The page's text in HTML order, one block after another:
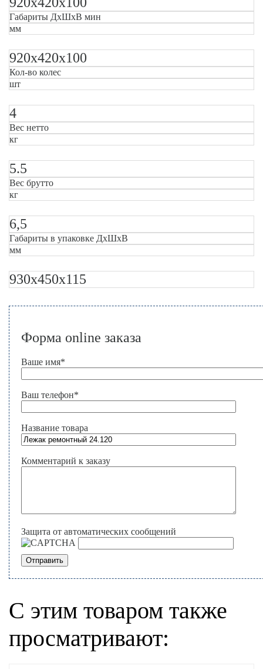
Габариты ДxШxВ мин
мм
920х420х100
Кол-во колес
шт
4
Вес нетто
кг
5.5
Вес брутто
кг
6,5
Габариты в упаковке ДxШxВ
мм
930х450х115
Форма online заказа
Ваше имя*
Ваш телефон*
Название товара
Комментарий к заказу
Защита от автоматических сообщений
С этим товаром также
просматривают: